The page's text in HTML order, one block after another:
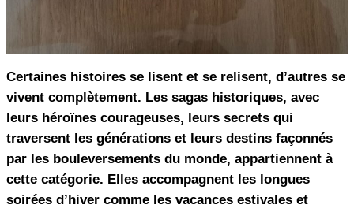
Certaines histoires se lisent et se relisent, d’autres se
vivent complètement. Les sagas historiques, avec
leurs héroïnes courageuses, leurs secrets qui
traversent les générations et leurs destins façonnés
par les bouleversements du monde, appartiennent à
cette catégorie. Elles accompagnent les longues
soirées d’hiver comme les vacances estivales et